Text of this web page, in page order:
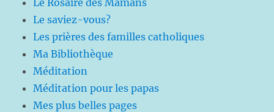
Le Rosaire des Mamans
Le saviez-vous?
Les prières des familles catholiques
Ma Bibliothèque
Méditation
Méditation pour les papas
Mes plus belles pages